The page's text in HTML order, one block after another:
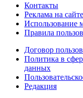
Контакты
Реклама на сайте
Использование
Правила
Договор
Политика в
данных
Редакция